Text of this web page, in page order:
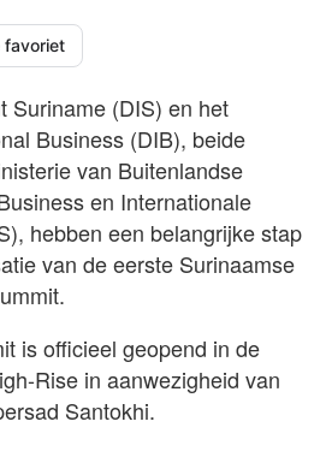
favoriet
Suriname (DIS) en het
Business (DIB), beide
van Buitenlandse
en Internationale
hebben een belangrijke stap
van de eerste Surinaamse
is officieel geopend in de
Rise in aanwezigheid van
Santokhi.